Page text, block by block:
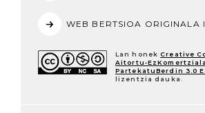
WEB BERTSIOA ORIGINALA
Lan honek Creative
Aitortu-
PartekatuBerdin 3.0
lizentzia dauka.